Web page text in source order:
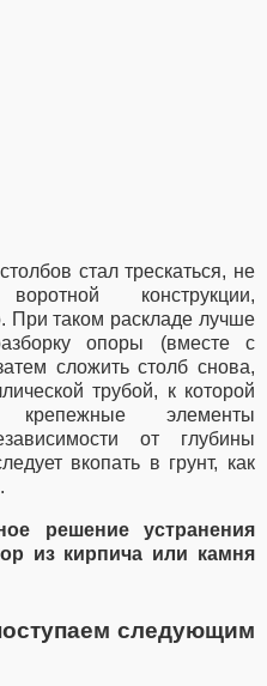
стал трескаться, не
конструкции,
При таком раскладе лучше
опоры (вместе с
сложить столб снова,
трубой, к которой
крепежные элементы
от глубины
вкопать в грунт, как
решение устранения
из кирпича или камня
следующим